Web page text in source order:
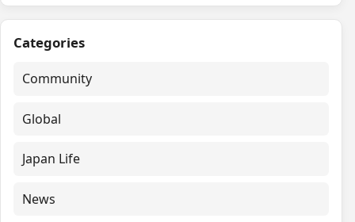
Categories
Community
Global
Japan Life
News